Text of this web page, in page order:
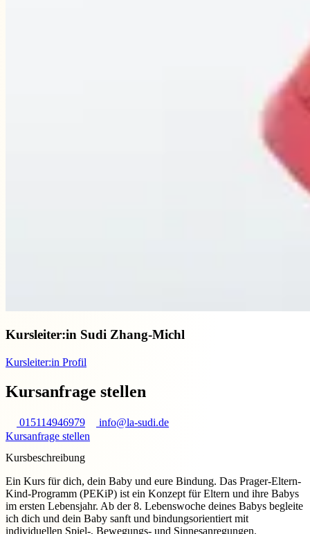
Kursleiter:in Sudi Zhang-Michl
Kursleiter:in Profil
Kursanfrage stellen
015114946979
info@la-sudi.de
Kursanfrage stellen
Kursbeschreibung
Ein Kurs für dich, dein Baby und eure Bindung. Das Prager-Eltern-
Kind-Programm (PEKiP) ist ein Konzept für Eltern und ihre Babys
im ersten Lebensjahr. Ab der 8. Lebenswoche deines Babys begleite
ich dich und dein Baby sanft und bindungsorientiert mit
individuellen Spiel-, Bewegungs- und Sinnesanregungen.